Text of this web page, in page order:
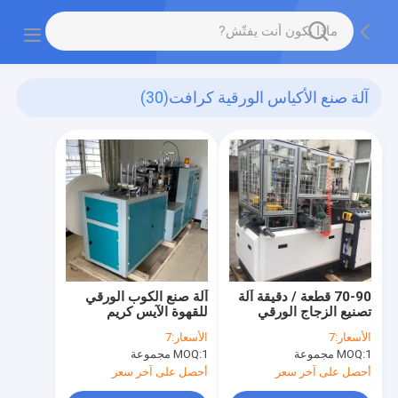
آلة صنع الأكياس الورقية كرافت(30)
آلة صنع الكوب الورقي
للقهوة الآيس كريم
الأسعار:7
MOQ:1 مجموعة
أحصل على آخر سعر
70-90 قطعة / دقيقة آلة
تصنيع الزجاج الورقي
القابل للتصرف
الأسعار:7
MOQ:1 مجموعة
أحصل على آخر سعر